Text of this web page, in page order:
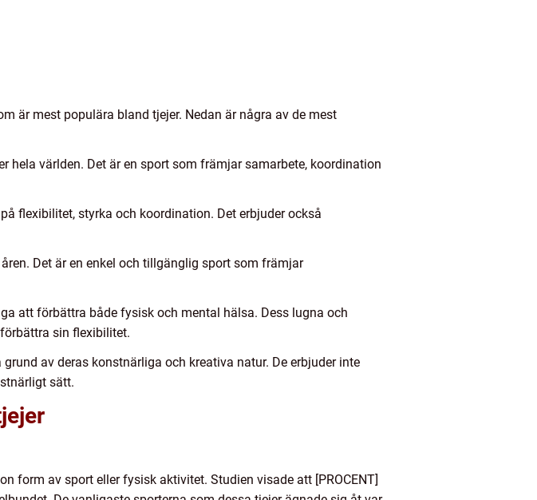
är mest populära bland tjejer. Nedan är några av de mest
hela världen. Det är en sport som främjar samarbete, koordination
flexibilitet, styrka och koordination. Det erbjuder också
Det är en enkel och tillgänglig sport som främjar
att förbättra både fysisk och mental hälsa. Dess lugna och
sin flexibilitet.
av deras konstnärliga och kreativa natur. De erbjuder inte
sätt.
form av sport eller fysisk aktivitet. Studien visade att [PROCENT]